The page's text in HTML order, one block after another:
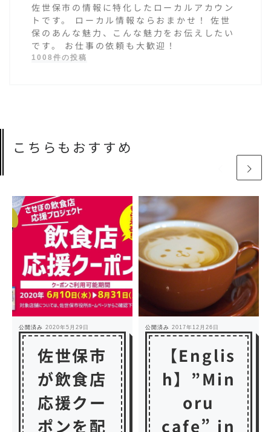
佐世保市の情報に特化したローカルアカウン
トです。 ローカル情報ならおまかせ！ 佐世
保のあんな魅力、こんな魅力をお伝えしたい
です。 お仕事の依頼も大歓迎！
1008件の投稿
こちらもおすすめ
公開済み 2020年5月29日
佐世保市
が飲食店
応援クー
ポンを配
公開済み 2017年12月26日
【Englis
h】”Min
oru
cafe” in